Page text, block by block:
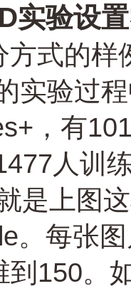
实验设置
方式的样
实验过
，有
人训
是上图
。每张
到150。